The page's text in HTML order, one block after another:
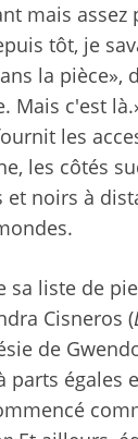
mais assez
tôt, je
la pièce»,
Mais c'est
les
les côtés
noirs à
sa liste de
Cisneros (
de
parts égales